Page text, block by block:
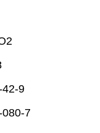
9
7